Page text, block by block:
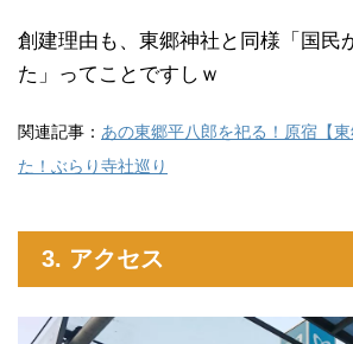
創建理由も、東郷神社と同様「国民
た」ってことですしｗ
関連記事： あの東郷平八郎を祀る！原宿【
た！ぶらり寺社巡り
3. アクセス